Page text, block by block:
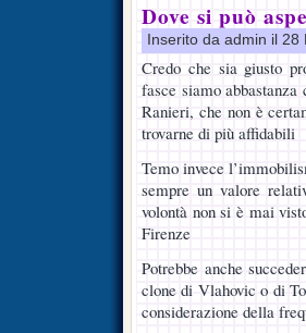
Dove si può
Inserito da admin il
Credo che sia giusto
fasce siamo
Ranieri, che non è
trovarne di più affidabili
Temo invece
sempre un valore
volontà non si è mai
Firenze
Potrebbe anche
clone di Vlahovic o di
considerazione della